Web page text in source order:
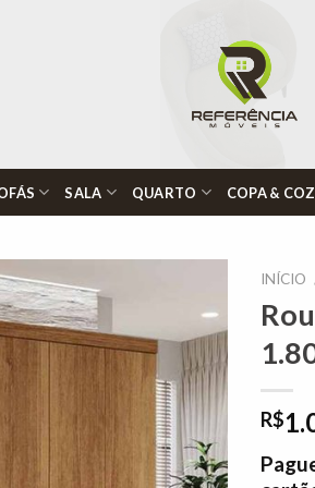
SALA QUARTO COPA &
Adicionar
à lista de
desejos"
INÍCIO
R$